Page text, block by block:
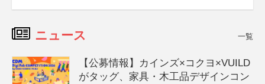
ニュース 一覧
【公募情報】カインズ×コクヨ×VUILD
がタッグ、家具・木工品デザインコン